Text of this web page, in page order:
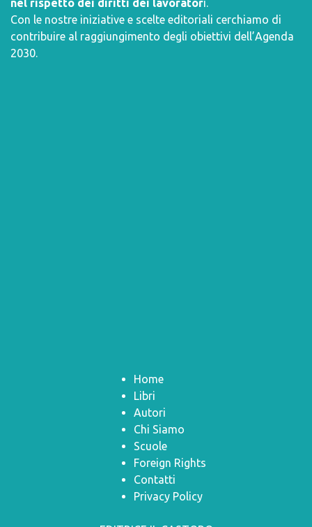
nel rispetto dei diritti dei lavoratori.
Con le nostre iniziative e scelte editoriali cerchiamo di
contribuire al raggiungimento degli obiettivi dell’Agenda
2030.
Home
Libri
Autori
Chi Siamo
Scuole
Foreign Rights
Contatti
Privacy Policy